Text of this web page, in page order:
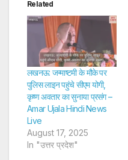
Related
लखनऊ: जन्माष्टमी के मौके पर
पुलिस लाइन पहुंचे सीएम योगी,
कृष्ण अवतार का सुनाया प्रसंग –
Amar Ujala Hindi News
Live
August 17, 2025
In "उत्तर प्रदेश"